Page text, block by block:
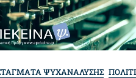
ΨΥΧΑΝΑΛΥΣΗΣ